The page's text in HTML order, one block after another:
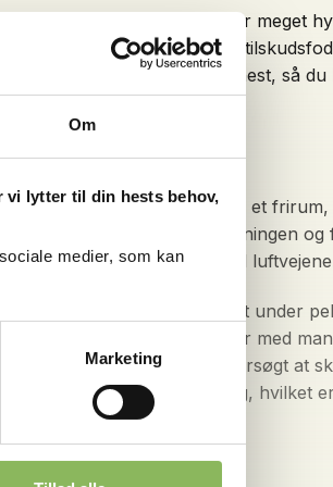
Om
vi lytter til din hests behov,
medier, som kan
Marketing
Da luftvejsudfordringer er meget
ved at vælge det rette
produkter til netop din hest, så du
forstår. Det kan være et
få problemer med vejrtrækningen og
til at være problemer med
immunforsvar. Særligt under
bredspektret udbud af urter med
af at kunne sælge. Vi forsøgt at
glæde i vores hverdag, hvilket